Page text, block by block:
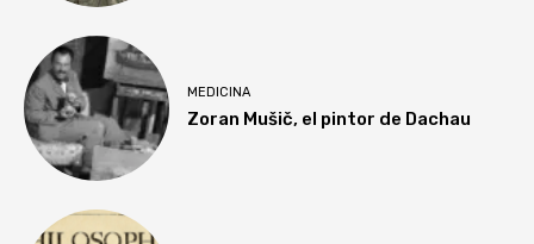
MEDICINA
Zoran Mušič, el pintor de Dachau